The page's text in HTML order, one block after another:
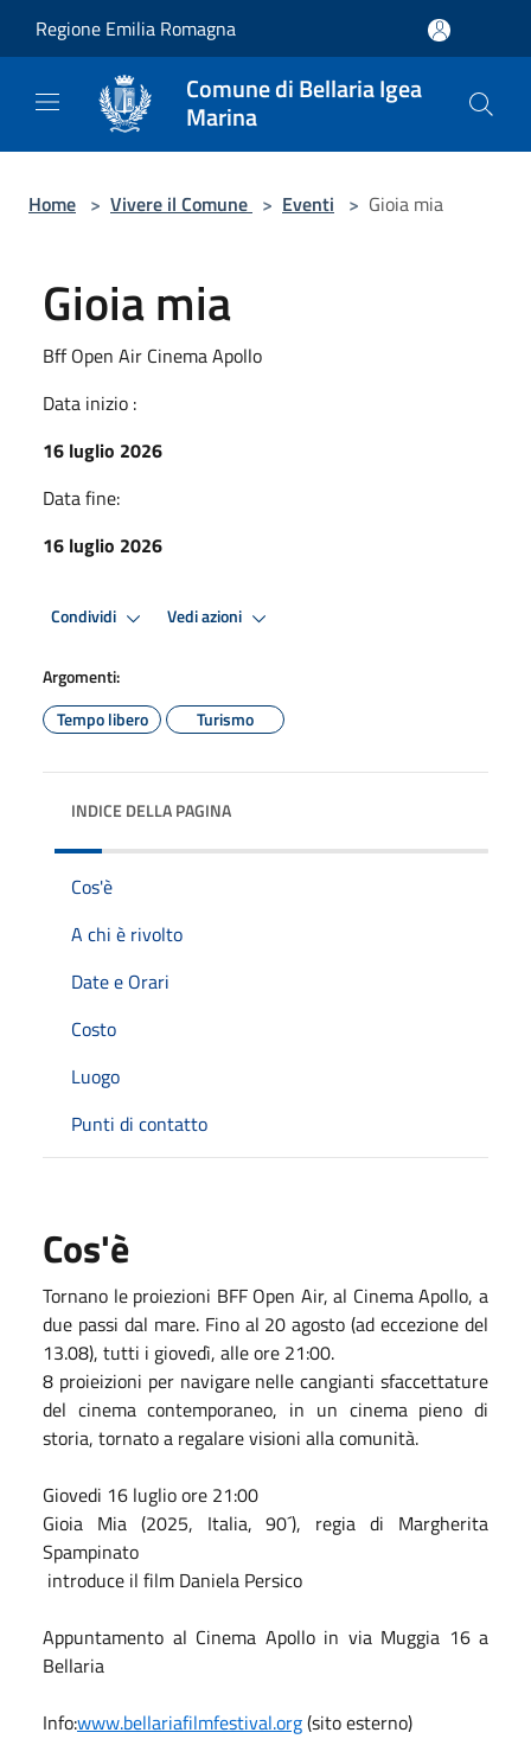
Regione Emilia Romagna
Comune di Bellaria Igea
Marina
Home > Vivere il Comune > Eventi > Gioia mia
Gioia mia
Bff Open Air Cinema Apollo
Data inizio :
16 luglio 2026
Data fine:
16 luglio 2026
Condividi Vedi azioni
Argomenti:
Tempo libero
Turismo
INDICE DELLA PAGINA
Cos'è
A chi è rivolto
Date e Orari
Costo
Luogo
Punti di contatto
Cos'è
Tornano le proiezioni BFF Open Air, al Cinema Apollo, a
due passi dal mare. Fino al 20 agosto (ad eccezione del
13.08), tutti i giovedì, alle ore 21:00.
8 proieizioni per navigare nelle cangianti sfaccettature
del cinema contemporaneo, in un cinema pieno di
storia, tornato a regalare visioni alla comunità.
Giovedi 16 luglio ore 21:00
Gioia Mia (2025, Italia, 90´), regia di Margherita
Spampinato
introduce il film Daniela Persico
Appuntamento al Cinema Apollo in via Muggia 16 a
Bellaria
Info:www.bellariafilmfestival.org(sito esterno)